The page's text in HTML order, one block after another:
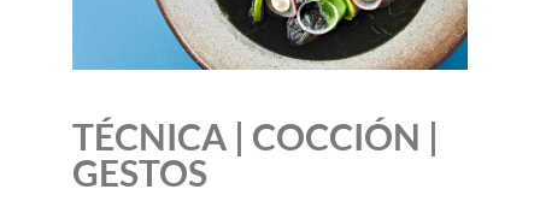
TÉCNICA | COCCIÓN |
GESTOS